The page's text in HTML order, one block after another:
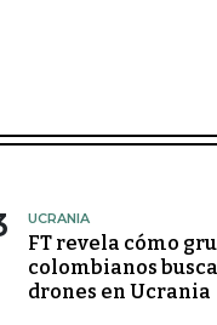
UCRANIA
FT revela cómo
colombianos
drones en Ucrania